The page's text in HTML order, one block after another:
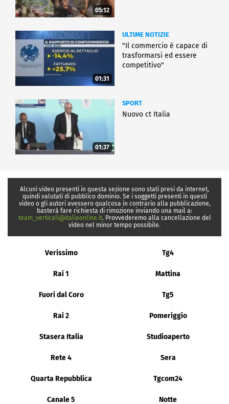
05:12
01:31
ULTIME NOTIZIE
"Il commercio è capace di
trasformarsi ed essere
competitivo"
01:37
SPORT
Nuovo ct Italia
Alcuni video presenti in questa sezione sono stati presi da internet,
quindi valutati di pubblico dominio. Se i soggetti presenti in questi
video o gli autori avessero qualcosa in contrario alla pubblicazione,
basterà fare richiesta di rimozione inviando una mail a:
team_verticali@italiaonline.it. Provvederemo alla cancellazione del
video nel minor tempo possibile.
Verissimo Tg4
Rai 1 Mattina
Fuori dal Coro Tg5
Rai 2 Pomeriggio
Stasera Italia Studioaperto
Rete 4 Sera
Quarta Repubblica Tgcom24
Canale 5 Notte